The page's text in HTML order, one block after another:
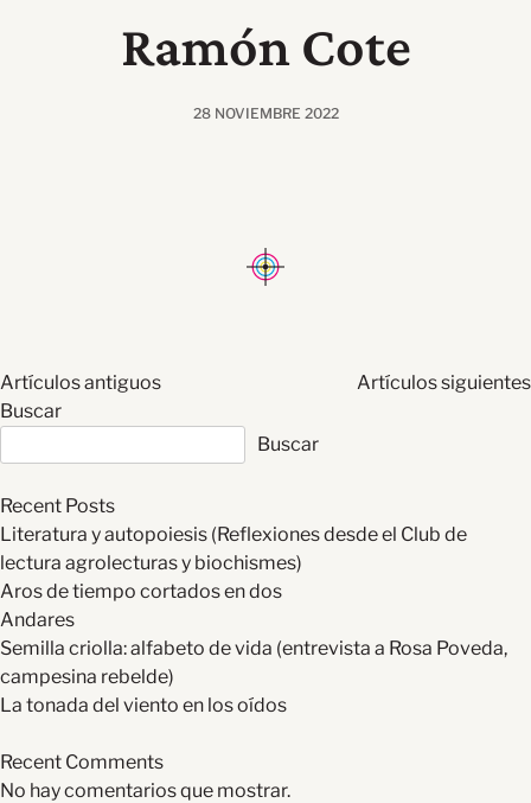
Ramón Cote
28 NOVIEMBRE 2022
Navegación
de
Artículos antiguos
Artículos siguientes
Buscar
Buscar
Recent Posts
Literatura y autopoiesis (Reflexiones desde el Club de
lectura agrolecturas y biochismes)
Aros de tiempo cortados en dos
Andares
Semilla criolla: alfabeto de vida (entrevista a Rosa Poveda,
campesina rebelde)
La tonada del viento en los oídos
Recent Comments
No hay comentarios que mostrar.